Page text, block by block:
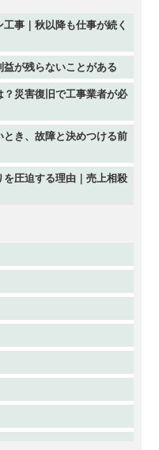
事｜秋以降も仕事が続く
が残らないことがある
災害復旧で工事業者が必
き、故障と決めつける前
圧迫する理由｜売上相殺